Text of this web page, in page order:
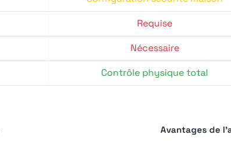
Requise
Nécessaire
Contrôle physique total
Avantages de